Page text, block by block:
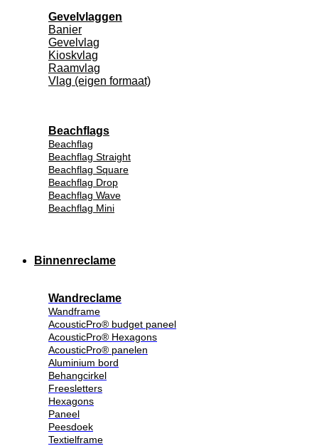
Gevelvlaggen
Banier
Gevelvlag
Kioskvlag
Raamvlag
Vlag (eigen formaat)
Beachflags
Beachflag
Beachflag Straight
Beachflag Square
Beachflag Drop
Beachflag Wave
Beachflag Mini
Binnenreclame
Wandreclame
Wandframe
AcousticPro® budget paneel
AcousticPro® Hexagons
AcousticPro® panelen
Aluminium bord
Behangcirkel
Freesletters
Hexagons
Paneel
Peesdoek
Textielframe